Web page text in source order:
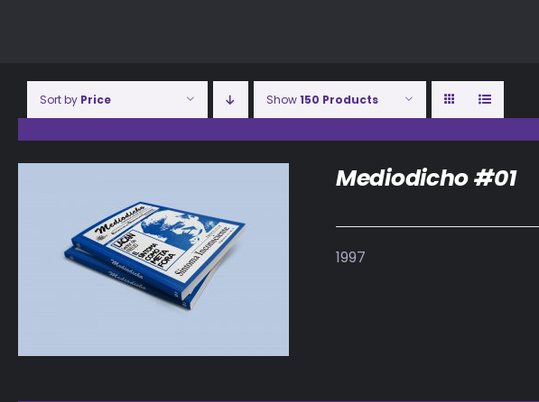
Sort by Price Show150 Products
DETALLES
Mediodicho #01
1997